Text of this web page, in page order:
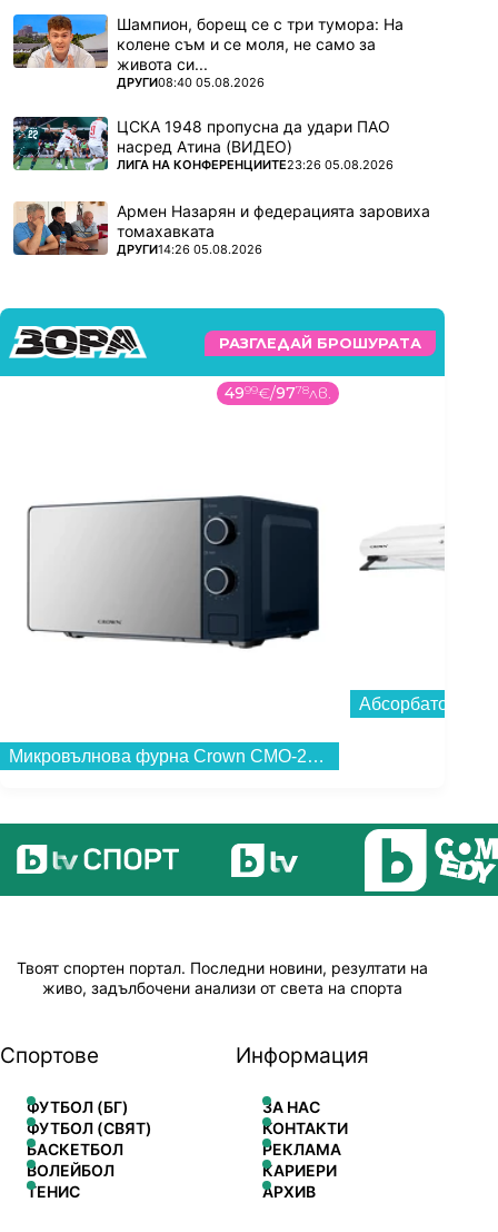
Шампион, борещ се с три тумора: На
колене съм и се моля, не само за
живота си...
ПОВЕЧЕ ОТ
ДРУГИ08:40 05.08.2026
ЦСКА 1948 пропусна да удари ПАО
насред Атина (ВИДЕО)
ПОВЕЧЕ ОТ
ЛИГА НА КОНФЕРЕНЦИИТЕ23:26 05.08.2026
Армен Назарян и федерацията заровиха
томахавката
ПОВЕЧЕ ОТ
ДРУГИ14:26 05.08.2026
РАЗГЛЕДАЙ БРОШУРАТА
4999€/9778лв.
Микровълнова фурна Crown CMO-2071 MMB , 20 , 20 Литри, 700 W...
Абсорбатор
Твоят спортен портал. Последни новини, резултати на
живо, задълбочени анализи от света на спорта
Спортове
ФУТБОЛ (БГ)
ФУТБОЛ (СВЯТ)
БАСКЕТБОЛ
ВОЛЕЙБОЛ
ТЕНИС
Информация
ЗА НАС
КОНТАКТИ
РЕКЛАМА
КАРИЕРИ
АРХИВ